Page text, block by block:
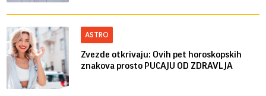
ASTRO
Zvezde otkrivaju: Ovih pet horoskopskih
znakova prosto PUCAJU OD ZDRAVLJA